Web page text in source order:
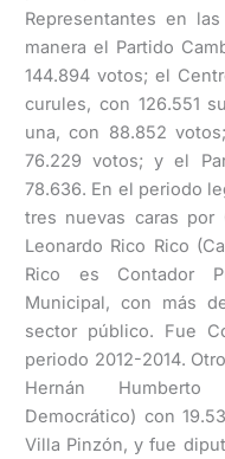
Representantes en
manera el Partido
144.894 votos; el
curules, con 126.551
una, con 88.852
76.229 votos; y el
78.636. En el periodo
tres nuevas caras por
Leonardo Rico Rico
Rico es Contador
Municipal, con más
sector público. Fue
periodo 2012-2014.
Hernán Humberto
Democrático) con
Villa Pinzón, y fue